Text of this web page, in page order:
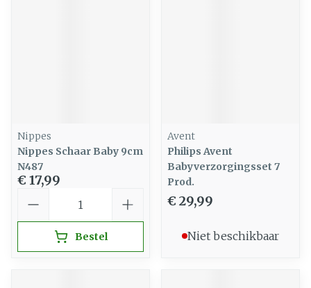
Nippes
Nippes Schaar Baby 9cm
N487
€ 17,99
Bestel
Avent
Philips Avent
Babyverzorgingsset 7
Prod.
€ 29,99
Niet beschikbaar